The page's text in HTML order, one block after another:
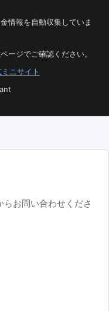
情報を自動収集していま
ージでご確認ください。
ニサイト
お問い合わせくださ